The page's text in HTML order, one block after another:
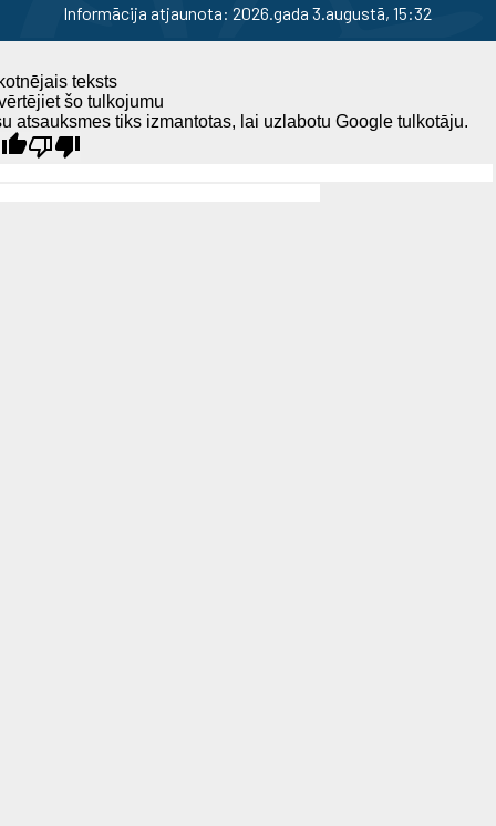
Informācija atjaunota: 2026.gada 3.augustā, 15:32
teksts
šo tulkojumu
atsauksmes tiks izmantotas, lai uzlabotu Google tulkotāju.